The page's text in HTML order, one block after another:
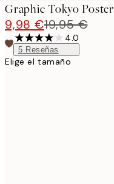
Graphic Tokyo Poster
9,98 €19,95 €
4.0
5 Reseñas
Elige el tamaño